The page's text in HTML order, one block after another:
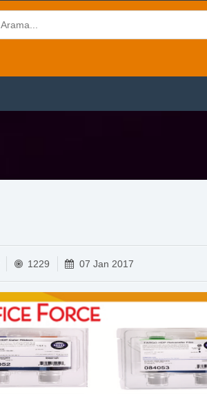
1229 07 Jan 2017